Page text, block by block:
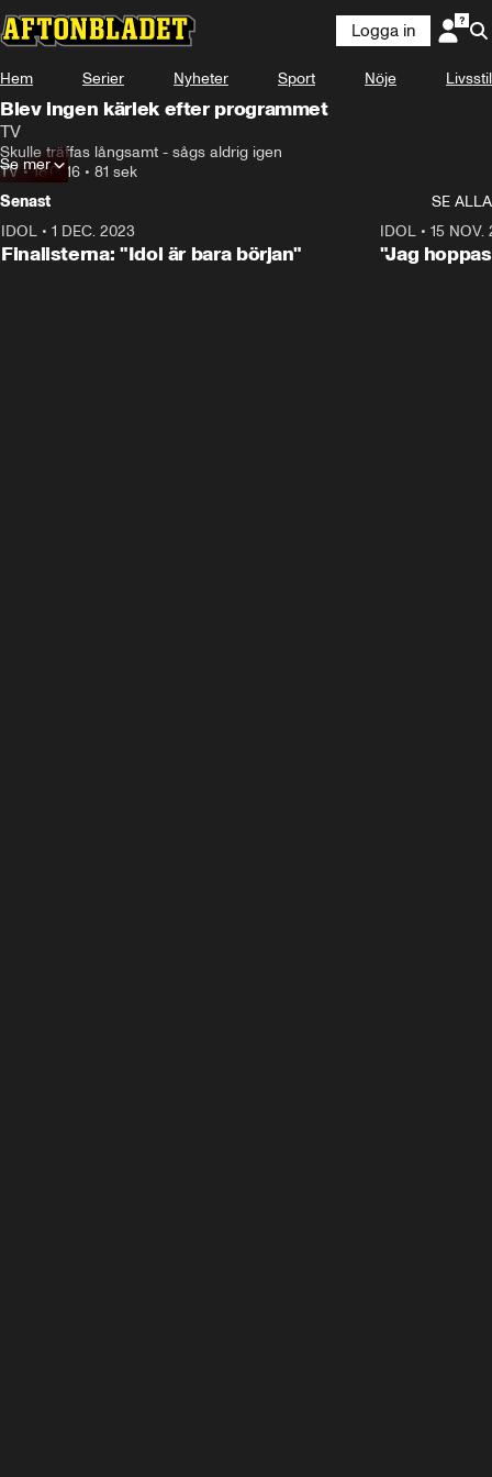
Logga in
Hem Serier Nyheter Sport Nöje Livsstil
Blev ingen kärlek efter programmet
TV
Skulle träffas långsamt - sågs aldrig igen
TV •18.07.16 • 81 sek
Se mer
Senast
SE ALLA
IDOL • 1 DEC. 2023
Finalisterna: "Idol är bara början"
IDOL• 15 NOV.
"Jag